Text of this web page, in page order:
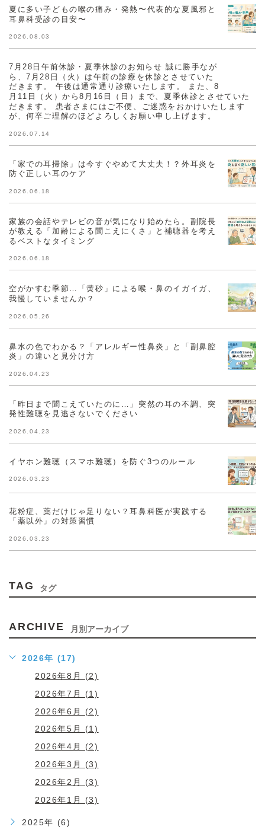
夏に多い子どもの喉の痛み・発熱〜代表的な夏風邪と
耳鼻科受診の目安〜
2026.08.03
7月28日午前休診・夏季休診のお知らせ 誠に勝手なが
ら、7月28日（火）は午前の診療を休診とさせていた
だきます。 午後は通常通り診療いたします。 また、8
月11日（火）から8月16日（日）まで、夏季休診とさせていた
だきます。 患者さまにはご不便、ご迷惑をおかけいたします
が、何卒ご理解のほどよろしくお願い申し上げます。
2026.07.14
「家での耳掃除」は今すぐやめて大丈夫！？外耳炎を
防ぐ正しい耳のケア
2026.06.18
家族の会話やテレビの音が気になり始めたら。副院長
が教える「加齢による聞こえにくさ」と補聴器を考え
るベストなタイミング
2026.06.18
空がかすむ季節…「黄砂」による喉・鼻のイガイガ、
我慢していませんか？
2026.05.26
鼻水の色でわかる？「アレルギー性鼻炎」と「副鼻腔
炎」の違いと見分け方
2026.04.23
「昨日まで聞こえていたのに…」突然の耳の不調、突
発性難聴を見逃さないでください
2026.04.23
イヤホン難聴（スマホ難聴）を防ぐ3つのルール
2026.03.23
花粉症、薬だけじゃ足りない？耳鼻科医が実践する
「薬以外」の対策習慣
2026.03.23
TAG タグ
ARCHIVE 月別アーカイブ
2026年 (17)
2026年8月 (2)
2026年7月 (1)
2026年6月 (2)
2026年5月 (1)
2026年4月 (2)
2026年3月 (3)
2026年2月 (3)
2026年1月 (3)
2025年 (6)